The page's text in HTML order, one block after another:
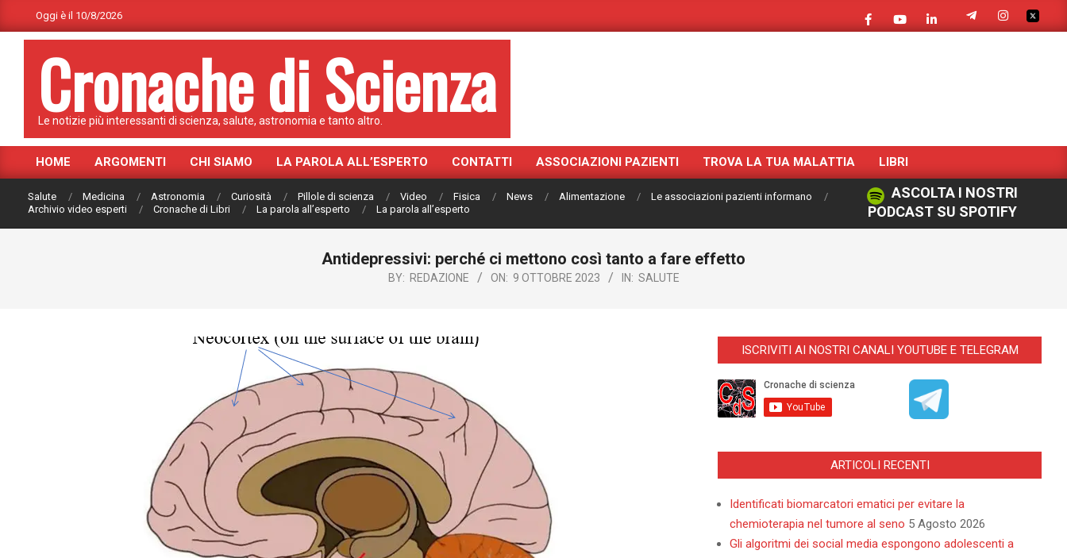
to
Oggi è il 10/8/2026
Cronache di Scienza
Le notizie più interessanti di scienza, salute, astronomia e tanto altro.
Primary
Navigation
Menu
HOME ARGOMENTI CHI SIAMO LA PAROLA ALL’ESPERTO CONTATTI ASSOCIAZIONI PAZIENTI TROVA LA TUA MALATTIA LIBRI
Salute Medicina Astronomia Curiosità Pillole di scienza Video Fisica News Alimentazione
Le associazioni pazienti informano
Archivio video esperti
Cronache di Libri La parola all’esperto La parola all’esperto
ASCOLTA I NOSTRI
PODCAST SU SPOTIFY
Antidepressivi: perché ci mettono così tanto a fare effetto
BY: REDAZIONE ON: 9 OTTOBRE 2023 IN: SALUTE
ISCRIVITI AI NOSTRI CANALI YOUTUBE E TELEGRAM
ARTICOLI RECENTI
Identificati biomarcatori ematici per evitare la
chemioterapia nel tumore al seno 5 Agosto 2026
Gli algoritmi dei social media espongono adolescenti a